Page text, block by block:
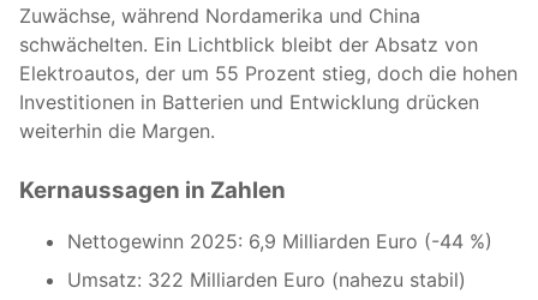
Zuwächse, während Nordamerika und China
schwächelten. Ein Lichtblick bleibt der Absatz von
Elektroautos, der um 55 Prozent stieg, doch die hohen
Investitionen in Batterien und Entwicklung drücken
weiterhin die Margen.
Kernaussagen in Zahlen
Nettogewinn 2025: 6,9 Milliarden Euro (-44 %)
Umsatz: 322 Milliarden Euro (nahezu stabil)